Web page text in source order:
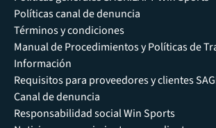
Políticas canal de denuncia
Términos y condiciones
Manual de Procedimientos y Políticas de
Información
Requisitos para proveedores y clientes
Canal de denuncia
Responsabilidad social Win Sports